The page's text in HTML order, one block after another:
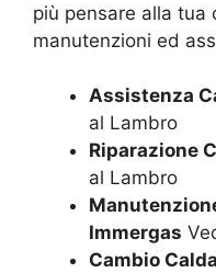
più pensare alla tua
manutenzioni ed
Assistenza
al Lambro
Riparazione
al Lambro
Immergas
Cambio